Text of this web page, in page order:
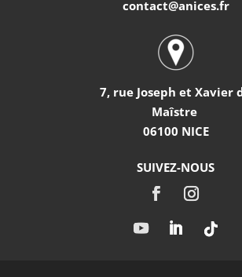
contact@anices.fr
7, rue Joseph et Xavier
Maîstre
06100 NICE
SUIVEZ-NOUS